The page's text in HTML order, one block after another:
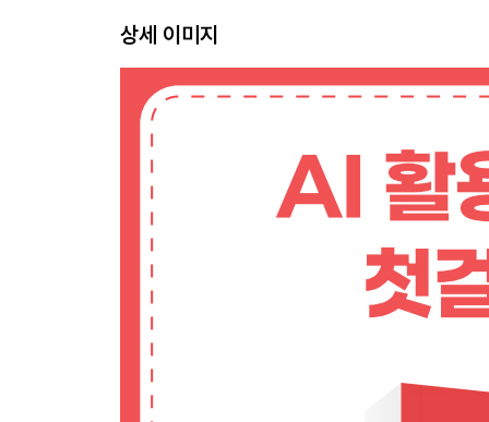
유튜브 채널은 덕업일치로 시작하자
어떤 덕업일치 콘텐츠가 좋을까
얼굴 공개 없이도 운영할 수 있다
영상 품질 걱정 없는 채널
저작권 걱정 없는 리뷰 채널
LESSON 02 좋아하는 것도, 잘하는 것도 없다면
누구나 도전할 수 있는 AI 음악 채널
거리의 풍경을 담아 공유하는 채널
정보를 전달하는 뉴스 요약 채널
귀를 즐겁게 하는 ASMR 채널
LESSON 03 돈을 벌고 싶다면 수익성 높은 주제로
시장 조사를 통해 주제를 검증하자
상세 이미지